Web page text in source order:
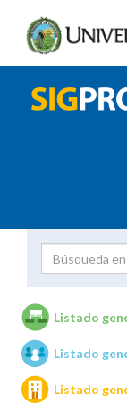
Listado
Listado
Listado